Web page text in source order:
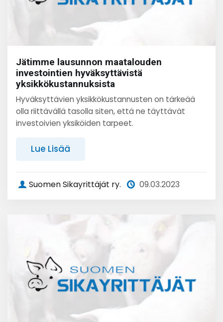
Jätimme lausunnon maatalouden
investointien hyväksyttävistä
yksikkökustannuksista
Hyväksyttävien yksikkökustannusten on tärkeää
olla riittävällä tasolla siten, että ne täyttävät
investoivien yksiköiden tarpeet.
Lue Lisää
Suomen Sikayrittäjät ry. 09.03.2023